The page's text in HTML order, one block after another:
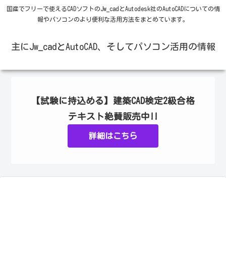
国産でフリーで使えるCADソフトのJw_cadとAutodesk社のAutoCADについての情
報やパソコンのより便利な活用方法をまとめています。
主にJw_cadとAutoCAD、そしてパソコン活用の情報
【試験に持込める】建築CAD検定2級合格
テキスト絶賛販売中!!
詳細はこちら